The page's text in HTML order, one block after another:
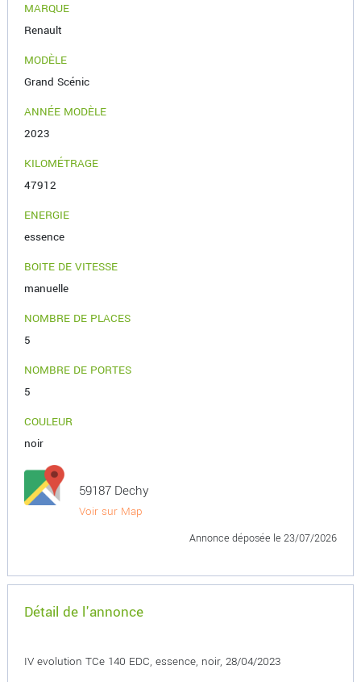
MARQUE
Renault
MODÈLE
Grand Scénic
ANNÉE MODÈLE
2023
KILOMÉTRAGE
47912
ENERGIE
essence
BOITE DE VITESSE
manuelle
NOMBRE DE PLACES
5
NOMBRE DE PORTES
5
COULEUR
noir
59187 Dechy
Voir sur Map
Annonce déposée le 23/07/2026
Détail de l'annonce
IV evolution TCe 140 EDC, essence, noir, 28/04/2023